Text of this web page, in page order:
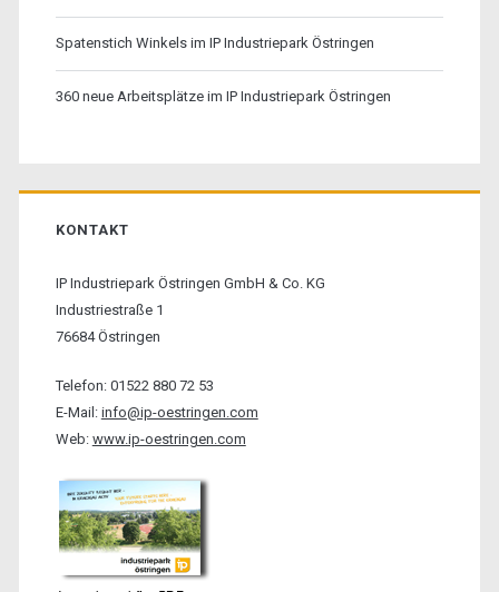
Spatenstich Winkels im IP Industriepark Östringen
360 neue Arbeitsplätze im IP Industriepark Östringen
KONTAKT
IP Industriepark Östringen GmbH & Co. KG
Industriestraße 1
76684 Östringen
Telefon: 01522 880 72 53
E-Mail: info@ip-oestringen.com
Web: www.ip-oestringen.com